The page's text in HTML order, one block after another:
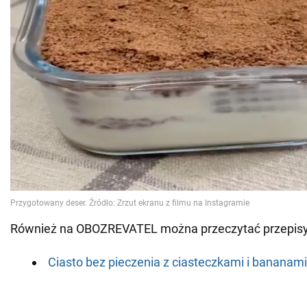
Również na OBOZREVATEL można przeczytać
Ciasto bez pieczenia z ciasteczkami i bananami